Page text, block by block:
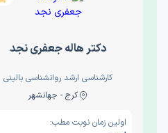
دکتر هاله جعفری نجد
کارشناسی ارشد روانشناسی بالینی
کرج - جهانشهر
اولین زمان نوبت مطب: